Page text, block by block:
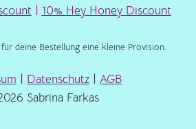
10% Hey Honey Discount
deine Bestellung eine kleine Provision.
Datenschutz
AGB
Sabrina Farkas